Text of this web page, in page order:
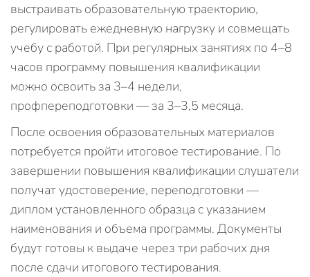
выстраивать образовательную траекторию,
регулировать ежедневную нагрузку и совмещать
учебу с работой. При регулярных занятиях по 4–8
часов программу повышения квалификации
можно освоить за 3–4 недели,
профпереподготовки — за 3–3,5 месяца.
После освоения образовательных материалов
потребуется пройти итоговое тестирование. По
завершении повышения квалификации слушатели
получат удостоверение, переподготовки —
диплом установленного образца с указанием
наименования и объема программы. Документы
будут готовы к выдаче через три рабочих дня
после сдачи итогового тестирования.